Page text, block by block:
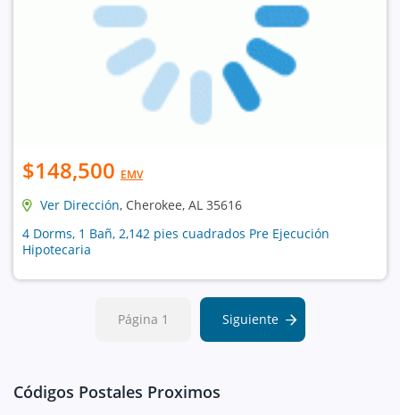
$148,500 EMV
Ver Dirección, Cherokee, AL 35616
4 Dorms, 1 Bañ, 2,142 pies cuadrados Pre Ejecución
Hipotecaria
Página 1 Siguiente
Códigos Postales Proximos